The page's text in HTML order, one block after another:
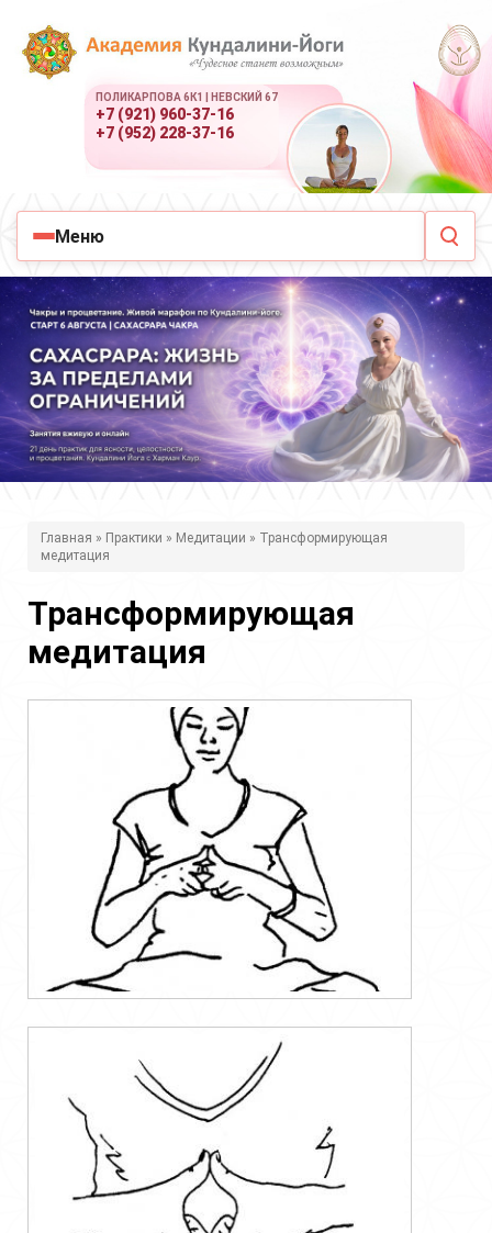
ПОЛИКАРПОВА 6К1 | НЕВСКИЙ 67
+7 (921) 960-37-16
+7 (952) 228-37-16
Меню
з
д
Главная » Практики » Медитации » Трансформирующая
медитация
Трансформирующая
медитация